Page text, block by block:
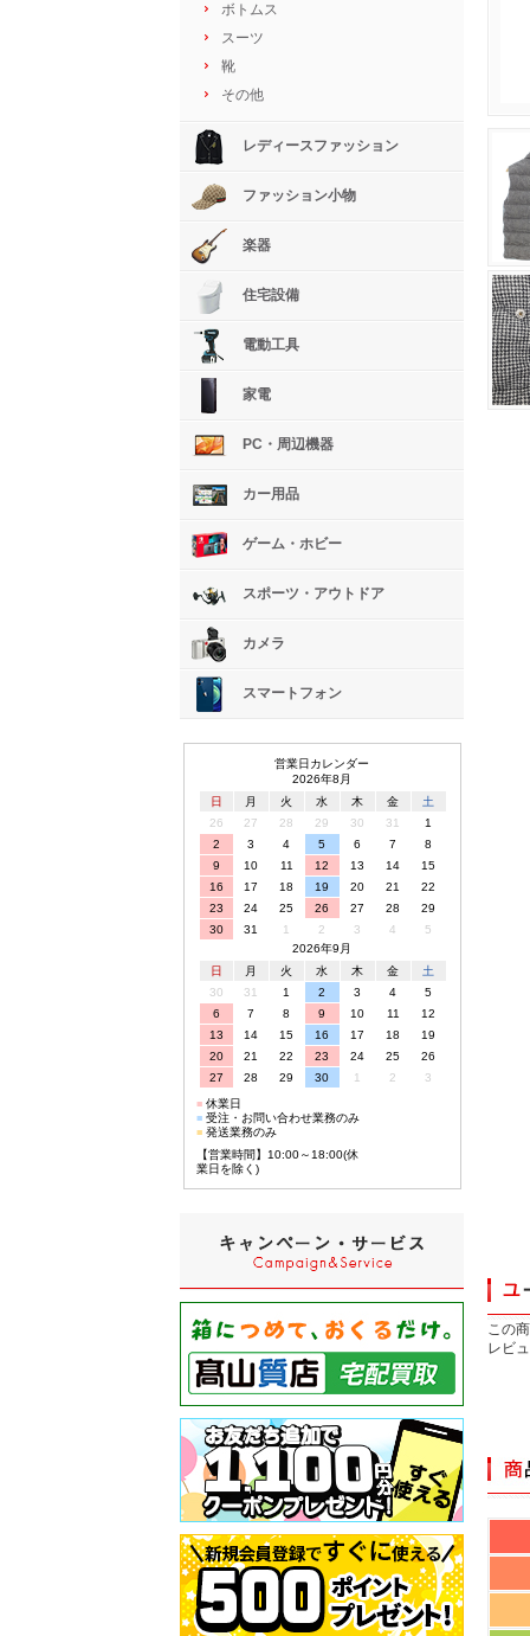
この
レビ
ボトムス
スーツ
靴
その他
レディースファッション
ファッション小物
楽器
住宅設備
電動工具
家電
PC・周辺機器
カー用品
ゲーム・ホビー
スポーツ・アウトドア
カメラ
スマートフォン
営業日カレンダー
2026年8月
日
月 火 水 木 金
土
26
27 28 29 30 31
1
2
3 4 5 6 7
8
9
10 11 12 13 14
15
16
17 18 19 20 21
22
23
24 25 26 27 28
29
30
31 1 2 3 4
5
2026年9月
日
月 火 水 木 金
土
30
31 1 2 3 4
5
6
7 8 9 10 11
12
13
14 15 16 17 18
19
20
21 22 23 24 25
26
27
28 29 30 1 2
3
■休業日
■受注・お問い合わせ業務のみ
■発送業務のみ
【営業時間】10:00～18:00(休
業日を除く)